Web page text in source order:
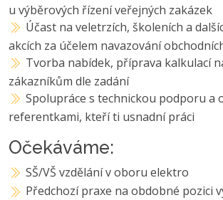
u výběrových řízení veřejných zakázek
Účast na veletrzích, školeních a
akcích za účelem navazování
Tvorba nabídek, příprava kalkulací
zákazníkům dle zadání
Spolupráce s technickou podporu a
referentkami, kteří ti usnadní práci
Očekáváme:
SŠ/VŠ vzdělání v oboru elektro
Předchozí praxe na obdobné pozici